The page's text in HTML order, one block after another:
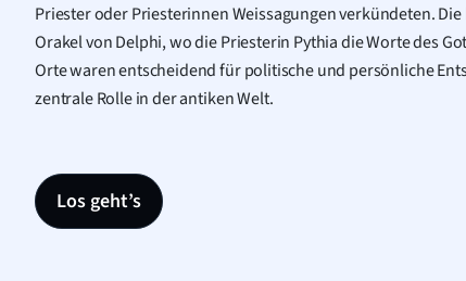
Priester oder Priesterinnen Weissagungen verkündeten.
Orakel von Delphi, wo die Priesterin Pythia die Worte des
Orte waren entscheidend für politische und persönliche
zentrale Rolle in der antiken Welt.
Los geht’s